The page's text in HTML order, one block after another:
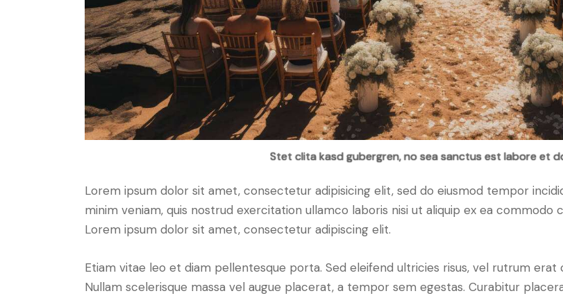
Stet clita kasd gubergren, no sea sanctus est labore et
Lorem ipsum dolor sit amet, consectetur adipisicing elit, sed do eiusmod tempor
minim veniam, quis nostrud exercitation ullamco laboris nisi ut aliquip ex ea commodo
Lorem ipsum dolor sit amet, consectetur adipiscing elit.
Etiam vitae leo et diam pellentesque porta. Sed eleifend ultricies risus, vel rutrum
Nullam scelerisque massa vel augue placerat, a tempor sem egestas. Curabitur